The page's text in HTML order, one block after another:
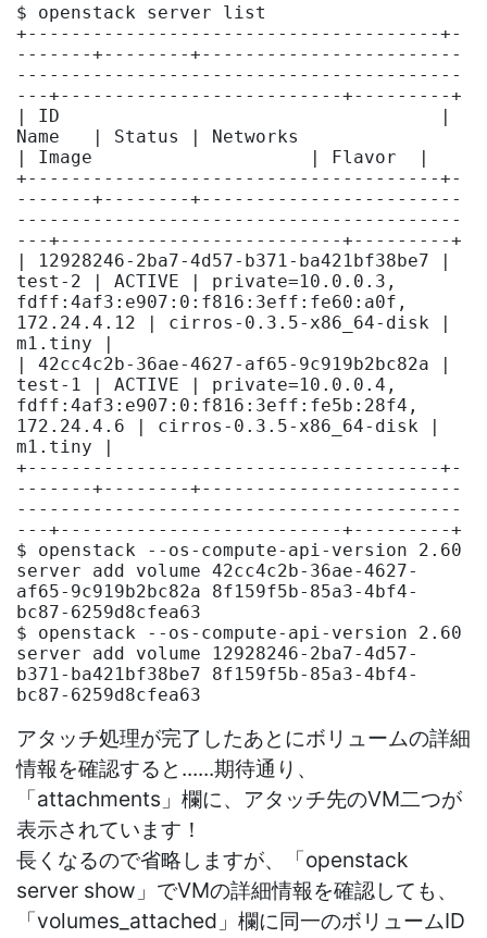
$ openstack server list
+--------------------------------------+-
-------+--------+------------------------
-----------------------------------------
---+--------------------------+---------+
| ID                                   |
Name   | Status | Networks
| Image                    | Flavor  |
+--------------------------------------+-
-------+--------+------------------------
-----------------------------------------
---+--------------------------+---------+
| 12928246-2ba7-4d57-b371-ba421bf38be7 |
test-2 | ACTIVE | private=10.0.0.3,
fdff:4af3:e907:0:f816:3eff:fe60:a0f,
172.24.4.12 | cirros-0.3.5-x86_64-disk |
m1.tiny |
| 42cc4c2b-36ae-4627-af65-9c919b2bc82a |
test-1 | ACTIVE | private=10.0.0.4,
fdff:4af3:e907:0:f816:3eff:fe5b:28f4,
172.24.4.6 | cirros-0.3.5-x86_64-disk |
m1.tiny |
+--------------------------------------+-
-------+--------+------------------------
-----------------------------------------
---+--------------------------+---------+
$ openstack --os-compute-api-version 2.60
server add volume 42cc4c2b-36ae-4627-
af65-9c919b2bc82a 8f159f5b-85a3-4bf4-
bc87-6259d8cfea63
$ openstack --os-compute-api-version 2.60
server add volume 12928246-2ba7-4d57-
b371-ba421bf38be7 8f159f5b-85a3-4bf4-
アタッチ処理が完了したあとにボリュームの詳細
情報を確認すると......期待通り、
「attachments」欄に、アタッチ先のVM二つが
表示されています！
長くなるので省略しますが、「openstack
server show」でVMの詳細情報を確認しても、
「volumes_attached」欄に同一のボリュームID